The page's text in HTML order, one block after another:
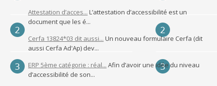
Attestation d’acces... L’attestation d’accessibilité est un
document que les é...
Cerfa 13824*03 dit aussi... Un nouveau formulaire Cerfa (dit
aussi Cerfa Ad'Ap) dev...
ERP 5ème catégorie : réal... Afin d’avoir une idée du niveau
d’accessibilité de son...